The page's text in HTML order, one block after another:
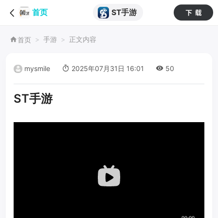
首页 ST手游
首页 手游 正文内容
mysmile 2025年07月31日 16:01 50
ST手游